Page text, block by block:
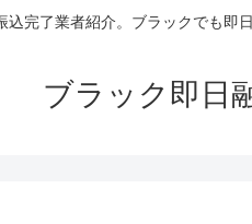
込完了業者紹介。ブラックでも即
ブラック即日